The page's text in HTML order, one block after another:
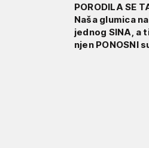
PORODILA SE
Naša glumica
jednog SINA, a
njen PONOSNI